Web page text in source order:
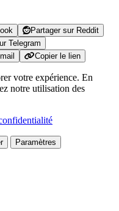
Partager sur Reddit
Telegram
Copier le lien
votre expérience. En
notre utilisation des
Paramètres